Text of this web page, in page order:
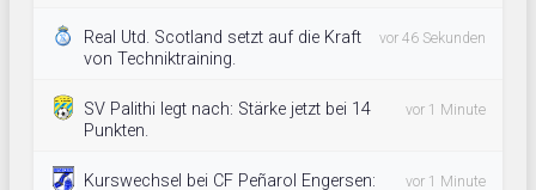
Real Utd. Scotland setzt auf die Kraft
von Techniktraining.
vor 46 Sekunden
SV Palithi legt nach: Stärke jetzt bei 14
Punkten.
vor 1 Minute
Kurswechsel bei CF Peñarol Engersen:
vor 1 Minute